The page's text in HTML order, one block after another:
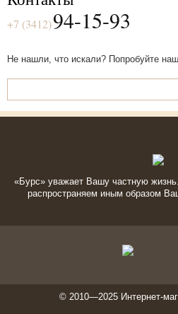
+7 (3412)94-15-93
Не нашли, что искали? Попробуйте
«Бурс» уважает Вашу частную
распространяем иным образом
© 2010—2025 Интернет-